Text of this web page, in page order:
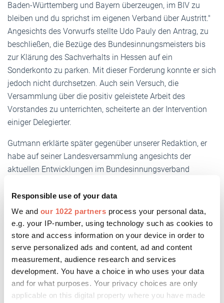
Responsible use of your data
We and our 1022 partners process your personal data,
e.g. your IP-number, using technology such as cookies to
store and access information on your device in order to
serve personalized ads and content, ad and content
measurement, audience research and services
development. You have a choice in who uses your data
and for what purposes. Your privacy choices are only
applicable on this digital property where you have made
Baden-Württemberg und Bayern überzeugen, im BIV zu
bleiben und du sprichst im eigenen Verband über Austritt."
Angesichts des Vorwurfs stellte Udo Pauly den Antrag, zu
beschließen, die Bezüge des Bundesinnungsmeisters bis
zur Klärung des Sachverhalts in Hessen auf ein
Sonderkonto zu parken. Mit dieser Forderung konnte er sich
jedoch nicht durchsetzen. Auch sein Versuch, die
Versammlung über die positiv geleistete Arbeit des
Vorstandes zu unterrichten, scheiterte an der Intervention
einiger Delegierter.
Gutmann erklärte später gegenüber unserer Redaktion, er
habe auf seiner Landesversammlung angesichts der
aktuellen Entwicklungen im Bundesinnungsverband
darüber zu sprechen, wie man sich verhalte, sollte der BIV
einmal in Schieflage geraten. Der Hinweis auf eine
mögliche Nachschusspflicht sei nicht von ihm gekommen,
sondern von einem Mitglied des Landesverbandes.
Rücktritt soll Neuanfang
ermöglichen